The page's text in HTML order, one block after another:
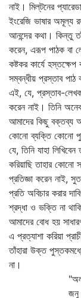
নাই। মিল্‌টনের
ইংরেজি ভাষার অমূল্য
আনন্দের কথা। কিন্তু
করেন, এরূপ পাঠক বা
কষ্টকর কার্যে
সম্বন্ধীয় প্রস্তাব পাঠ
এই, যে, প্রস্তাব-লেখক
করেন নাই। তিনি
আমাদের কিছু বক্তব্য
কোনো ব্যক্তি কোনো
যে, তিনি যাহা
করিয়াছি তাহার কোনো
প্রতিজ্ঞা করেন নাই,
প্রতি অবিচার করার
শ্রদ্ধা ও ভক্তি না
আমাদের বোধ হয়
এ প্রত্যাশা করিয়া
তাঁহারা উক্ত
না।
"অলখিতে
জনু বয়ান